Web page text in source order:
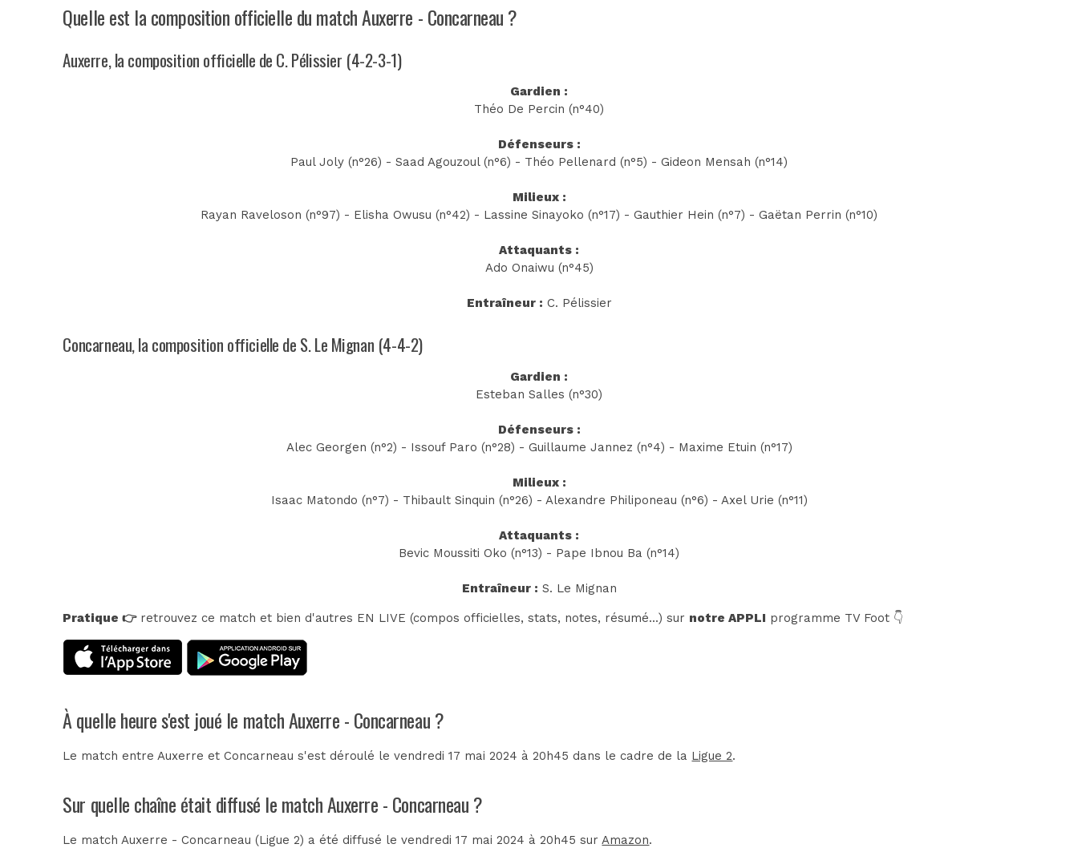
Quelle est la composition officielle du match Auxerre - Concarneau ?
Auxerre, la composition officielle de C. Pélissier (4-2-3-1)
Gardien :
Théo De Percin (n°40)
Défenseurs :
Paul Joly (n°26) - Saad Agouzoul (n°6) - Théo Pellenard (n°5) - Gideon Mensah (n°14)
Milieux :
Rayan Raveloson (n°97) - Elisha Owusu (n°42) - Lassine Sinayoko (n°17) - Gauthier Hein (n°7) - Gaëtan Perrin (n°10)
Attaquants :
Ado Onaiwu (n°45)
Entraîneur : C. Pélissier
Concarneau, la composition officielle de S. Le Mignan (4-4-2)
Gardien :
Esteban Salles (n°30)
Défenseurs :
Alec Georgen (n°2) - Issouf Paro (n°28) - Guillaume Jannez (n°4) - Maxime Etuin (n°17)
Milieux :
Isaac Matondo (n°7) - Thibault Sinquin (n°26) - Alexandre Philiponeau (n°6) - Axel Urie (n°11)
Attaquants :
Bevic Moussiti Oko (n°13) - Pape Ibnou Ba (n°14)
Entraîneur : S. Le Mignan
Pratique 👉retrouvez ce match et bien d'autres EN LIVE (compos officielles, stats, notes, résumé...) sur notre APPLI programme TV Foot 👇
À quelle heure s'est joué le match Auxerre - Concarneau ?
Le match entre Auxerre et Concarneau s'est déroulé le vendredi 17 mai 2024 à 20h45 dans le cadre de la Ligue 2.
Sur quelle chaîne était diffusé le match Auxerre - Concarneau ?
Le match Auxerre - Concarneau (Ligue 2) a été diffusé le vendredi 17 mai 2024 à 20h45 surAmazon.